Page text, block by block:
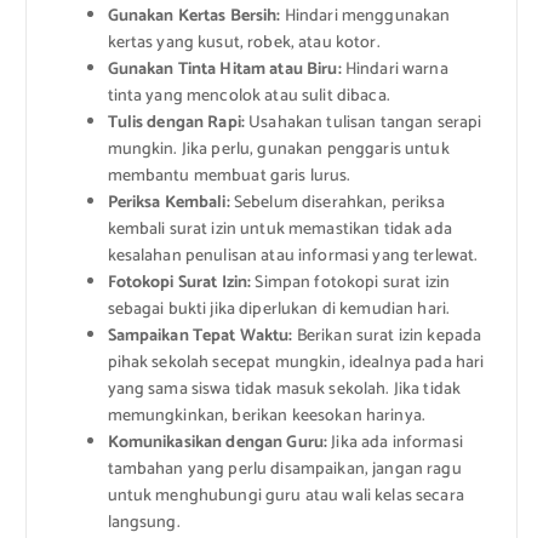
Gunakan Kertas Bersih: Hindari menggunakan
kertas yang kusut, robek, atau kotor.
Gunakan Tinta Hitam atau Biru:Hindari warna
tinta yang mencolok atau sulit dibaca.
Tulis dengan Rapi:Usahakan tulisan tangan serapi
mungkin. Jika perlu, gunakan penggaris untuk
membantu membuat garis lurus.
Periksa Kembali:Sebelum diserahkan, periksa
kembali surat izin untuk memastikan tidak ada
kesalahan penulisan atau informasi yang terlewat.
Fotokopi Surat Izin:Simpan fotokopi surat izin
sebagai bukti jika diperlukan di kemudian hari.
Sampaikan Tepat Waktu: Berikan surat izin kepada
pihak sekolah secepat mungkin, idealnya pada hari
yang sama siswa tidak masuk sekolah. Jika tidak
memungkinkan, berikan keesokan harinya.
Komunikasikan dengan Guru:Jika ada informasi
tambahan yang perlu disampaikan, jangan ragu
untuk menghubungi guru atau wali kelas secara
langsung.